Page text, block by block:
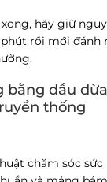
xong, hãy giữ
rồi mới đánh
bằng dầu
thống
chăm sóc